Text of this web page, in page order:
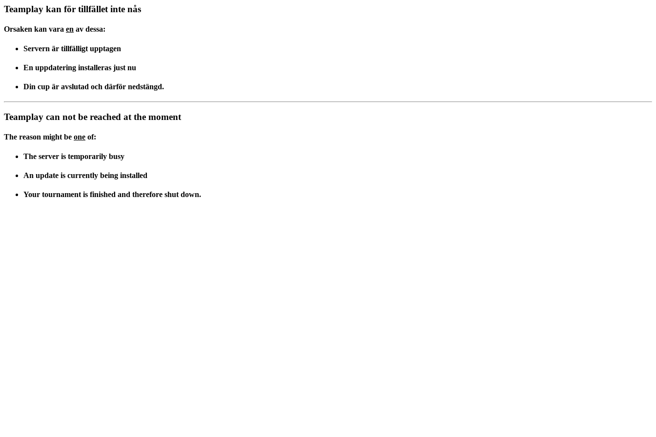
Teamplay kan för tillfället inte nås
Orsaken kan vara en av dessa:
Servern är tillfälligt upptagen
En uppdatering installeras just nu
Din cup är avslutad och därför nedstängd.
Teamplay can not be reached at the moment
The reason might be one of:
The server is temporarily busy
An update is currently being installed
Your tournament is finished and therefore shut down.